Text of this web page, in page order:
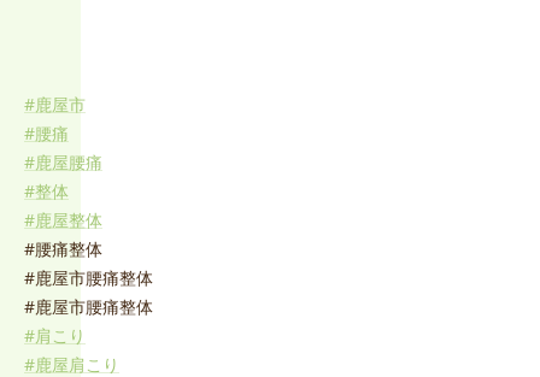
#鹿屋市
#腰痛
#鹿屋腰痛
#整体
#鹿屋整体
#腰痛整体
#鹿屋市腰痛整体
#鹿屋市腰痛整体
#肩こり
#鹿屋肩こり